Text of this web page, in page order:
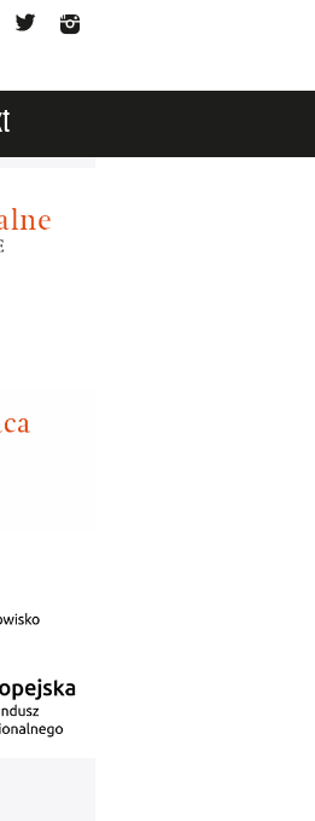
YouTubeTwitter